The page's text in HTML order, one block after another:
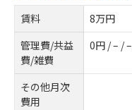
賃料
8万円
管理費/共益
費/雑費
0円 / – / –
その他月次
費用